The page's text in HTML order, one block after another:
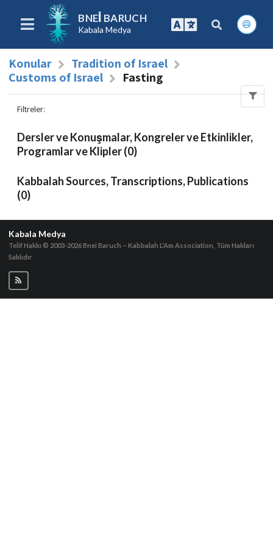
BNEI BARUCH
Kabala Medya
Konular
Tradition of Israel
Customs of Israel
Fasting
Filtreler:
Dersler ve Konuşmalar, Kongreler ve Etkinlikler,
Programlar ve Klipler (0)
Kabbalah Sources, Transcriptions, Publications
(0)
Kabala Medya
Telif Hakkı © 2003-2026Bnei Baruch – Kabbalah L’Am Association, Tüm Hakları
Saklıdır